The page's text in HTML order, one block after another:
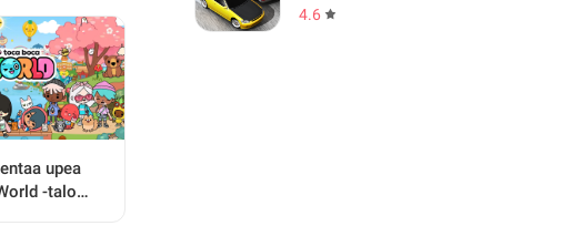
upea
-talo
4.6